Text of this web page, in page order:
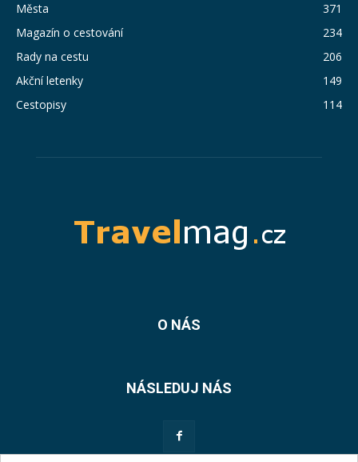
Města
371
Magazín o cestování
234
Rady na cestu
206
Akční letenky
149
Cestopisy
114
O NÁS
NÁSLEDUJ NÁS